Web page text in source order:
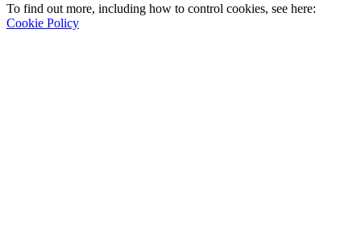
To find out more, including how to control cookies, see here:
Cookie Policy